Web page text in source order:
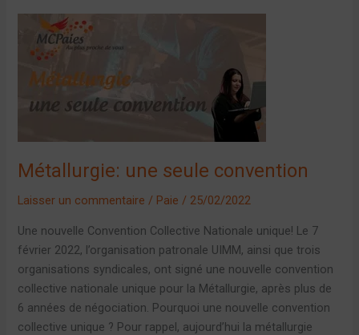
Métallurgie: une seule convention
Laisser un commentaire / Paie / 25/02/2022
Une nouvelle Convention Collective Nationale unique! Le 7
février 2022, l’organisation patronale UIMM, ainsi que trois
organisations syndicales, ont signé une nouvelle convention
collective nationale unique pour la Métallurgie, après plus de
6 années de négociation. Pourquoi une nouvelle convention
collective unique ? Pour rappel, aujourd’hui la métallurgie
Métallurgie:
seule
convention